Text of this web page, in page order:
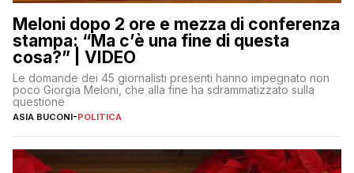
Meloni dopo 2 ore e mezza di conferenza
stampa: “Ma c’è una fine di questa
cosa?” | VIDEO
Le domande dei 45 giornalisti presenti hanno impegnato non
poco Giorgia Meloni, che alla fine ha sdrammatizzato sulla
questione
ASIA BUCONI-POLITICA